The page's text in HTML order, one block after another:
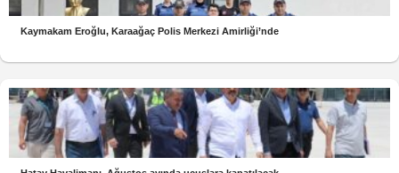
Kaymakam Eroğlu, Karaağaç Polis Merkezi Amirliği’nde